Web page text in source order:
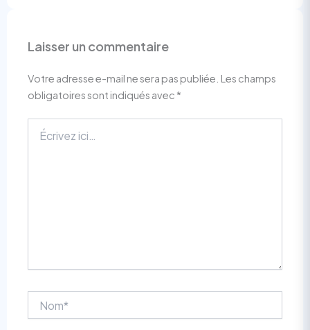
Laisser un commentaire
Votre adresse e-mail ne sera pas publiée. Les champs
obligatoires sont indiqués avec *
ici…